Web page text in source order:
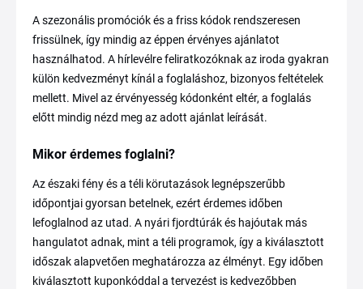
A szezonális promóciók és a friss kódok rendszeresen
frissülnek, így mindig az éppen érvényes ajánlatot
használhatod. A hírlevélre feliratkozóknak az iroda gyakran
külön kedvezményt kínál a foglaláshoz, bizonyos feltételek
mellett. Mivel az érvényesség kódonként eltér, a foglalás
előtt mindig nézd meg az adott ajánlat leírását.
Mikor érdemes foglalni?
Az északi fény és a téli körutazások legnépszerűbb
időpontjai gyorsan betelnek, ezért érdemes időben
lefoglalnod az utad. A nyári fjordtúrák és hajóutak más
hangulatot adnak, mint a téli programok, így a kiválasztott
időszak alapvetően meghatározza az élményt. Egy időben
kiválasztott kuponkóddal a tervezést is kedvezőbben